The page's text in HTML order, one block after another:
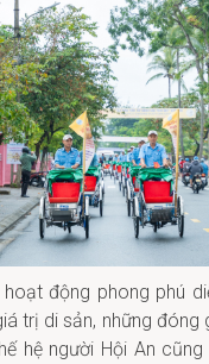
động phong phú
trị di sản, những đóng
hệ người Hội An